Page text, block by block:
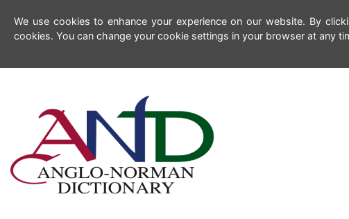
We use cookies to enhance your experience on our website. By
cookies. You can change your cookie settings in your browser at any